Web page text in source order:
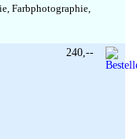
Farbphotographie,
240,--